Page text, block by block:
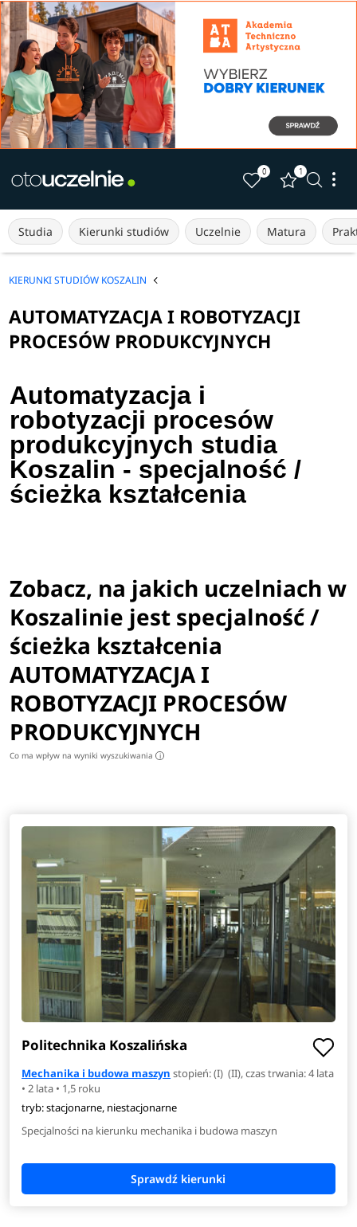
0 1
Studia Kierunki studiów Uczelnie Matura
KIERUNKI STUDIÓW KOSZALIN
AUTOMATYZACJA I ROBOTYZACJI
PROCESÓW PRODUKCYJNYCH
Automatyzacja i
robotyzacji procesów
produkcyjnych studia
Koszalin - specjalność /
ścieżka kształcenia
Zobacz, na jakich uczelniach w
Koszalinie jest specjalność /
ścieżka kształcenia
AUTOMATYZACJA I
ROBOTYZACJI PROCESÓW
PRODUKCYJNYCH
Co ma wpływ na wyniki wyszukiwania i
Politechnika Koszalińska
Mechanika i budowa maszyn stopień: (I) (II), czas trwania: 4 lata
• 2 lata • 1,5 roku
tryb: stacjonarne, niestacjonarne
Specjalności na kierunku mechanika i budowa maszyn